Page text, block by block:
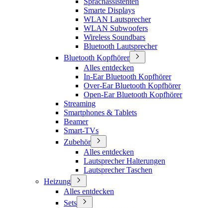
Smarte Displays
WLAN Lautsprecher
WLAN Subwoofers
Wireless Soundbars
Bluetooth Lautsprecher
Bluetooth Kopfhörer
Alles entdecken
In-Ear Bluetooth Kopfhörer
Over-Ear Bluetooth Kopfhörer
Open-Ear Bluetooth Kopfhörer
Streaming
Smartphones & Tablets
Beamer
Smart-TVs
Zubehör
Alles entdecken
Lautsprecher Halterungen
Lautsprecher Taschen
Heizung
Alles entdecken
Sets